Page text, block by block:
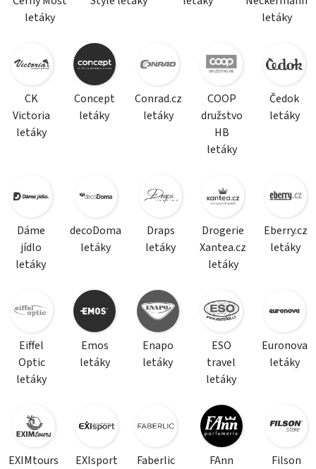
letáky
letáky
CK
Victoria
letáky
Concept
letáky
Conrad.cz
letáky
COOP
družstvo
HB
letáky
Čedok
letáky
Dáme
jídlo
letáky
decoDoma
letáky
Draps
letáky
Drogerie
Xantea.cz
letáky
Eberry.cz
letáky
Eiffel
Optic
letáky
Emos
letáky
Enapo
letáky
ESO
travel
letáky
Euronova
letáky
EXIMtours
EXIsport
Faberlic
FAnn
Filson